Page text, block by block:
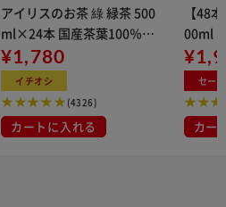
アイリスのお茶 綠 緑茶 500
ml×24本 国産茶葉100％使
用
¥1,780
イチオシ
(4326)
カートに入れる
【48
00ml
セール
カー